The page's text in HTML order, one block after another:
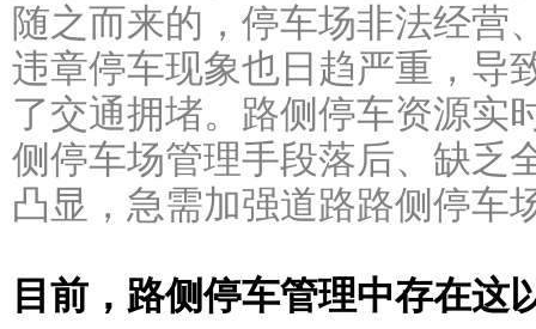
随之而来的，停车场非法经营
违章停车现象也日趋严重，导
了交通拥堵。路侧停车资源实
侧停车场管理手段落后、缺乏
凸显，急需加强道路路侧停车
目前，路侧停车管理中存在这